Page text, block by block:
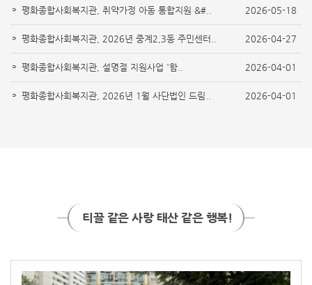
평화종합사회복지관, 취약가정 아동 통합지원 &#.. 2026-05-18
평화종합사회복지관, 2026년 중계2,3동 주민센터.. 2026-04-27
평화종합사회복지관, 설명절 지원사업 '함.. 2026-04-01
평화종합사회복지관, 2026년 1월 사단법인 드림.. 2026-04-01
티끌 같은 사랑 태산 같은 행복!